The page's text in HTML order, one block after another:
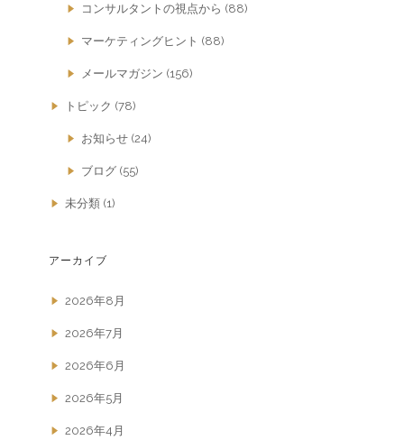
コンサルタントの視点から (88)
マーケティングヒント (88)
メールマガジン (156)
トピック (78)
お知らせ (24)
ブログ (55)
未分類 (1)
アーカイブ
2026年8月
2026年7月
2026年6月
2026年5月
2026年4月